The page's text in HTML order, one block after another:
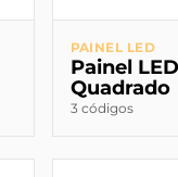
PAINEL LED
Painel LED
Quadrado
3 códigos